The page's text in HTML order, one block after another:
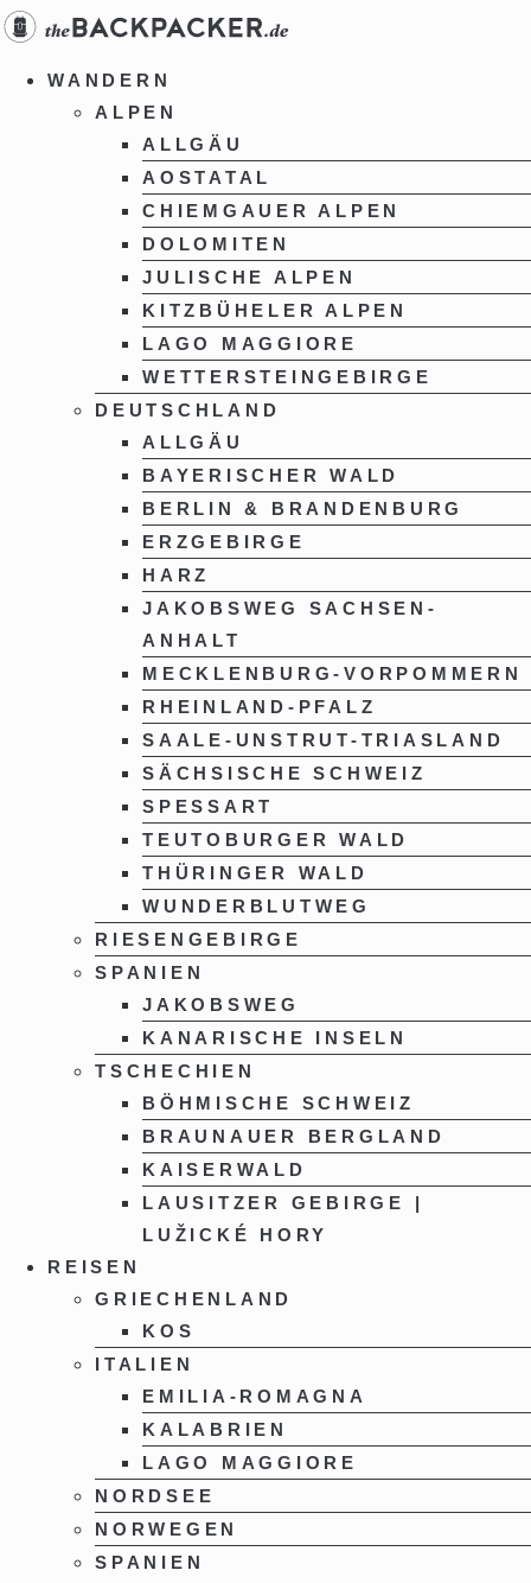
Zum
Inhalt
springenWANDERN
ALPEN
ALLGÄU
AOSTATAL
CHIEMGAUER ALPEN
DOLOMITEN
JULISCHE ALPEN
KITZBÜHELER ALPEN
LAGO MAGGIORE
WETTERSTEINGEBIRGE
DEUTSCHLAND
ALLGÄU
BAYERISCHER WALD
BERLIN & BRANDENBURG
ERZGEBIRGE
HARZ
JAKOBSWEG SACHSEN-
ANHALT
MECKLENBURG-VORPOMMERN
RHEINLAND-PFALZ
SAALE-UNSTRUT-TRIASLAND
SÄCHSISCHE SCHWEIZ
SPESSART
TEUTOBURGER WALD
THÜRINGER WALD
WUNDERBLUTWEG
RIESENGEBIRGE
SPANIEN
JAKOBSWEG
KANARISCHE INSELN
TSCHECHIEN
BÖHMISCHE SCHWEIZ
BRAUNAUER BERGLAND
KAISERWALD
LAUSITZER GEBIRGE |
LUŽICKÉ HORY
REISEN
GRIECHENLAND
KOS
ITALIEN
EMILIA-ROMAGNA
KALABRIEN
LAGO MAGGIORE
NORDSEE
NORWEGEN
SPANIEN